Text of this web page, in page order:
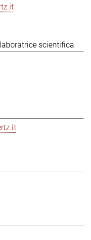
scientifica